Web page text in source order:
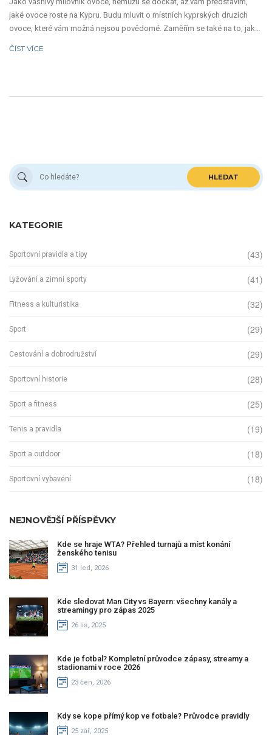
jaké ovoce roste na Kypru. Budu mluvit o místních kyprských druzích
ovoce, které vám možná nejsou povědomé. Zaměřím se také na to, jak
ČÍST VÍCE
HLEDAT
KATEGORIE
Sportovní pravidla a tipy (43)
Lyžování a zimní sporty (41)
Fitness a kulturistika (32)
Sport (29)
Cestování a dobrodružství (29)
Sportovní historie (28)
Sport a fitness (25)
Tenis a pravidla (19)
Sport a outdoor (18)
Sportovní vybavení (18)
NEJNOVĚJŠÍ PŘÍSPĚVKY
Kde se hraje WTA? Přehled turnajů a míst konání
ženského tenisu
31 led, 2026
Kde sledovat Man City vs Bayern: všechny kanály a
streamingy pro zápas 2025
26 lis, 2025
Kde je fotbal? Kompletní průvodce zápasy, streamy a
stadionami v roce 2026
23 čen, 2026
Kdy se kope přímý kop ve fotbale? Průvodce pravidly
25 zář, 2025